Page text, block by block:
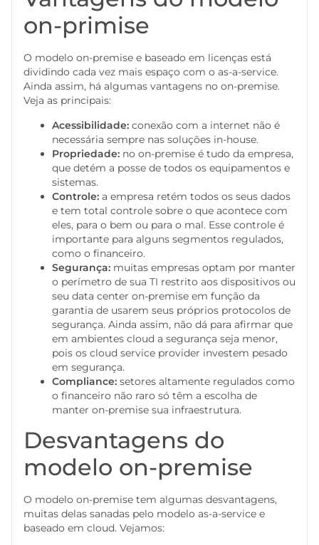
on-primise
O modelo on-premise e baseado em licenças está
dividindo cada vez mais espaço com o as-a-service.
Ainda assim, há algumas vantagens no on-premise.
Veja as principais:
Acessibilidade: conexão com a internet não é
necessária sempre nas soluções in-house.
Propriedade: no on-premise é tudo da empresa,
que detém a posse de todos os equipamentos e
sistemas.
Controle: a empresa retém todos os seus dados
e tem total controle sobre o que acontece com
eles, para o bem ou para o mal. Esse controle é
importante para alguns segmentos regulados,
como o financeiro.
Segurança: muitas empresas optam por manter
o perímetro de sua TI restrito aos dispositivos ou
seu data center on-premise em função da
garantia de usarem seus próprios protocolos de
segurança. Ainda assim, não dá para afirmar que
em ambientes cloud a segurança seja menor,
pois os cloud service provider investem pesado
em segurança.
Compliance: setores altamente regulados como
o financeiro não raro só têm a escolha de
manter on-premise sua infraestrutura.
Desvantagens do
modelo on-premise
O modelo on-premise tem algumas desvantagens,
muitas delas sanadas pelo modelo as-a-service e
baseado em cloud. Vejamos: